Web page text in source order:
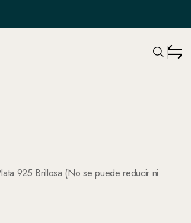
925 Brillosa (No se puede reducir ni